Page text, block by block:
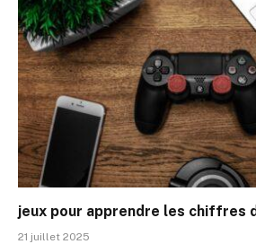
jeux pour apprendre les chiffres
21 juillet 2025